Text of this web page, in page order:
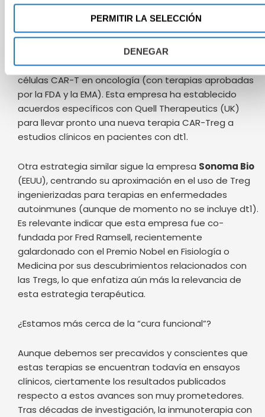
PERMITIR LA SELECCIÓN
DENEGAR
estabilizadas mediante ingeniería genética.
En un estadio anterior, en fases preclínicas
avanzadas, se encuentraAstraZeneca
una empresa con una amplia experiencia en el uso de
células CAR-T en oncología (con terapias aprobadas
por la FDA y la EMA). Esta empresa ha establecido
acuerdos específicos con Quell Therapeutics (UK)
para llevar pronto una nueva terapia CAR-Treg a
estudios clínicos en pacientes con dt1.​
Otra estrategia similar sigue la empresa Sonoma Bio
(EEUU), centrando su aproximación en el uso de Treg
ingenierizadas para terapias en enfermedades
autoinmunes (aunque de momento no se incluye dt1).
Es relevante indicar que esta empresa fue co-
fundada por Fred Ramsell, recientemente
galardonado con el Premio Nobel en Fisiología o
Medicina por sus descubrimientos relacionados con
las Tregs, lo que enfatiza aún más la relevancia de
esta estrategia terapéutica.
¿Estamos más cerca de la “cura funcional”?
Aunque debemos ser precavidos y conscientes que
estas terapias se encuentran todavía en ensayos
clínicos, ciertamente los resultados publicados
respecto a estos avances son muy prometedores.
Tras décadas de investigación, la inmunoterapia con